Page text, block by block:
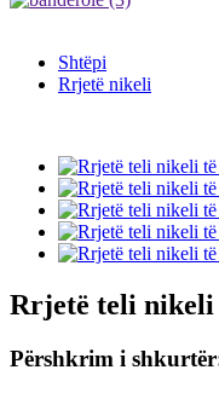
Shtëpi
Rrjetë nikeli
Rrjetë teli nikeli
Përshkrim i